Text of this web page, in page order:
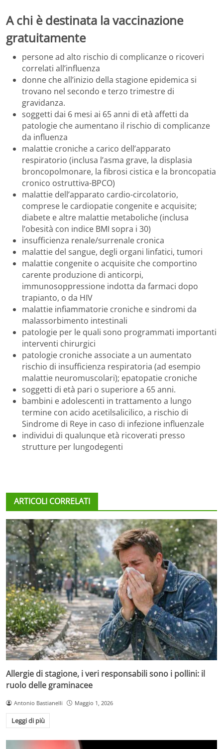
A chi è destinata la vaccinazione
gratuitamente
persone ad alto rischio di complicanze o ricoveri
correlati all’influenza
donne che all’inizio della stagione epidemica si
trovano nel secondo e terzo trimestre di
gravidanza.
soggetti dai 6 mesi ai 65 anni di età affetti da
patologie che aumentano il rischio di complicanze
da influenza
malattie croniche a carico dell’apparato
respiratorio (inclusa l’asma grave, la displasia
broncopolmonare, la fibrosi cistica e la broncopatia
cronico ostruttiva-BPCO)
malattie dell’apparato cardio-circolatorio,
comprese le cardiopatie congenite e acquisite;
diabete e altre malattie metaboliche (inclusa
l’obesità con indice BMI sopra i 30)
insufficienza renale/surrenale cronica
malattie del sangue, degli organi linfatici, tumori
malattie congenite o acquisite che comportino
carente produzione di anticorpi,
immunosoppressione indotta da farmaci dopo
trapianto, o da HIV
malattie infiammatorie croniche e sindromi da
malassorbimento intestinali
patologie per le quali sono programmati importanti
interventi chirurgici
patologie croniche associate a un aumentato
rischio di insufficienza respiratoria (ad esempio
malattie neuromuscolari); epatopatie croniche
soggetti di età pari o superiore a 65 anni.
bambini e adolescenti in trattamento a lungo
termine con acido acetilsalicilico, a rischio di
Sindrome di Reye in caso di infezione influenzale
individui di qualunque età ricoverati presso
strutture per lungodegenti
ARTICOLI CORRELATI
Allergie di stagione, i veri responsabili sono i pollini: il
ruolo delle graminacee
Antonio Bastianelli Maggio 1, 2026
Leggi di più